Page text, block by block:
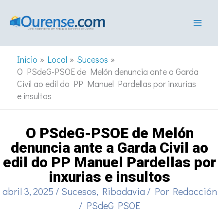
Inicio Local
Sucesos
O PSdeG-PSOE de Melón denuncia ante a Garda
Civil ao edil do PP Manuel Pardellas por inxurias
e insultos
O PSdeG-PSOE de Melón
denuncia ante a Garda Civil ao
edil do PP Manuel Pardellas por
inxurias e insultos
abril 3, 2025 / Sucesos, Ribadavia / Por Redacción
/ PSdeG PSOE